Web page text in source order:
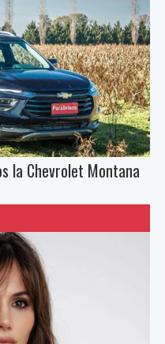
la Chevrolet Montana